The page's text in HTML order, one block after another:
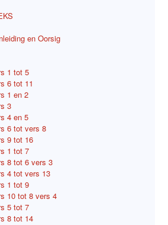
en Oorsig
1 tot 5
6 tot 11
1 en 2
3
4 en 5
6 tot vers 8
9 tot 16
1 tot 7
8 tot 6 vers 3
4 tot vers 13
1 tot 9
10 tot 8 vers 4
5 tot 7
8 tot 14